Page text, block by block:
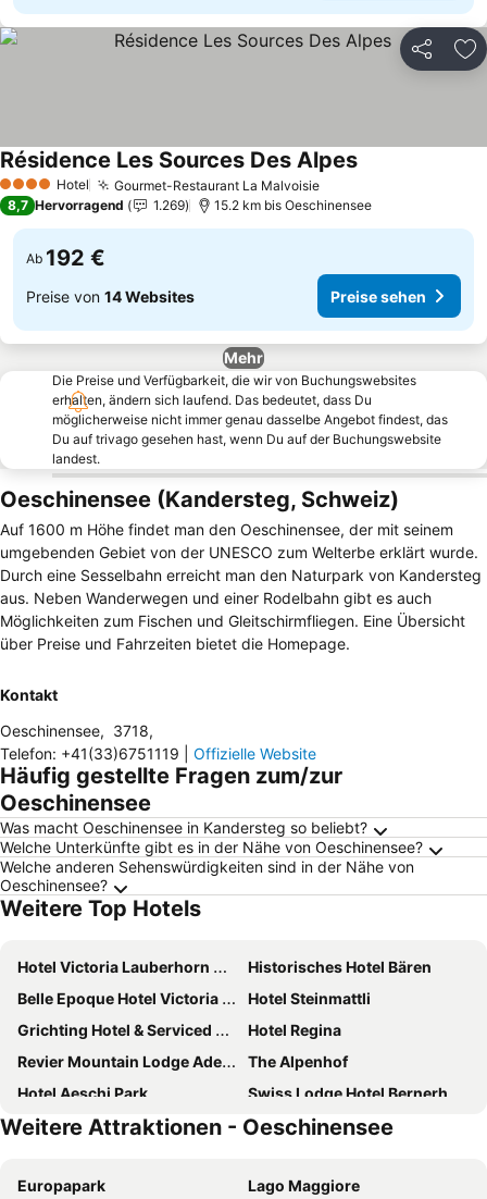
Teilen
4 Sterne Hotel Gourmet-Restaurant La Malvoisie
Résidence Les Sources Des Alpes
8,7 Hervorragend 1.269 15.2 km bis Oeschinensee
Ab 192 €
Preise von 14 Websites Preise sehen
Mehr
Die Preise und Verfügbarkeit, die wir von Buchungswebsites
erhalten, ändern sich laufend. Das bedeutet, dass Du
möglicherweise nicht immer genau dasselbe Angebot findest, das
Du auf trivago gesehen hast, wenn Du auf der Buchungswebsite
landest.
Oeschinensee (Kandersteg, Schweiz)
Auf 1600 m Höhe findet man den Oeschinensee, der mit seinem
umgebenden Gebiet von der UNESCO zum Welterbe erklärt wurde.
Durch eine Sesselbahn erreicht man den Naturpark von Kandersteg
aus. Neben Wanderwegen und einer Rodelbahn gibt es auch
Möglichkeiten zum Fischen und Gleitschirmfliegen. Eine Übersicht
über Preise und Fahrzeiten bietet die Homepage.
Kontakt
Oeschinensee, 3718,
Telefon: +41(33)6751119 Offizielle Website
Häufig gestellte Fragen zum/zur
Oeschinensee
Was macht Oeschinensee in Kandersteg so beliebt?
Welche Unterkünfte gibt es in der Nähe von Oeschinensee?
Welche anderen Sehenswürdigkeiten sind in der Nähe von
Oeschinensee?
Weitere Top Hotels
Hotel Victoria Lauberhorn Wengen, a Faern Collection Hotel
Historisches Hotel Bären
Belle Epoque Hotel Victoria & Apartments
Hotel Steinmattli
Grichting Hotel & Serviced Apartments
Hotel Regina
Revier Mountain Lodge Adelboden
The Alpenhof
Hotel Aeschi Park
Swiss Lodge Hotel Bernerhof Wengen
Hotel Bristol
Hotel Crystal
Hotel Hornerpub
The Cambrian
Weitere Attraktionen - Oeschinensee
Europapark
Lago Maggiore